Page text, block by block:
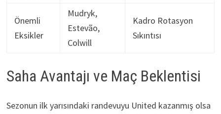
Önemli
Eksikler
Mudryk,
Estevão,
Colwill
Kadro Rotasyon
Sıkıntısı
Saha Avantajı ve Maç Beklentisi
Sezonun ilk yarısındaki randevuyu United kazanmış olsa